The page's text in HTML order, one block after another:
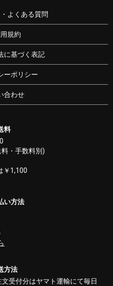
よくある質問
規約
に基づく表記
ーポリシー
合わせ
料
・手数料別)
￥1,100
い方法
方法
受付分はヤマト運輸にて毎日